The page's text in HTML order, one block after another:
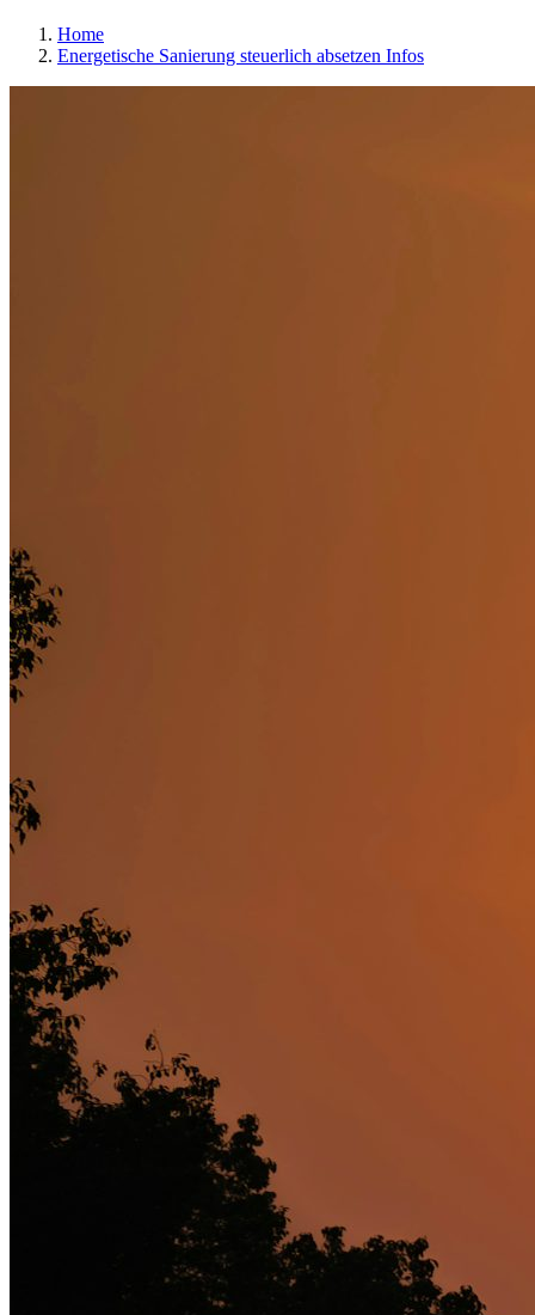
Home
Energetische Sanierung steuerlich absetzen Infos